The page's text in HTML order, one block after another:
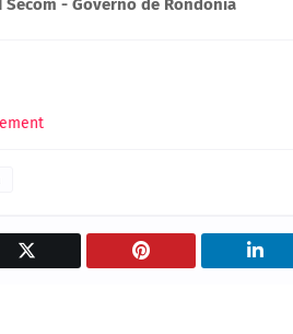
Secom - Governo de Rondônia